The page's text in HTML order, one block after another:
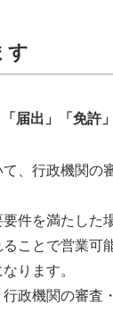
す
届出」「免許」
、行政機関の
件を満たした
ことで営業可
ります。
政機関の審査